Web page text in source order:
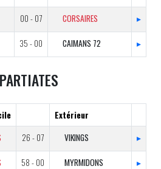
00 - 07 CORSAIRES ▸
35 - 00 CAIMANS 72 ▸
Extérieur
26 - 07 VIKINGS ▸
58 - 00 MYRMIDONS ▸